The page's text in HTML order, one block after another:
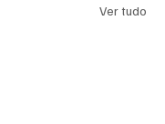
Ver tudo